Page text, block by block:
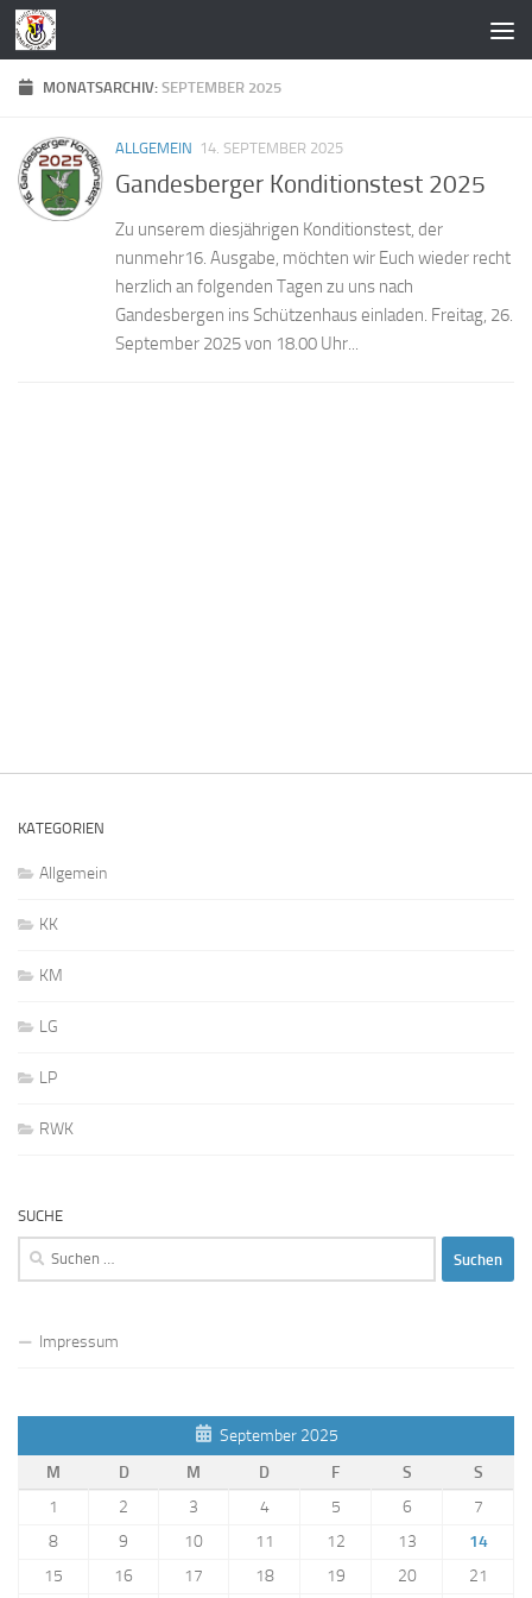
Zum Inhalt springen
MONATSARCHIV:SEPTEMBER 2025
ALLGEMEIN 14. SEPTEMBER 2025
Gandesberger Konditionstest 2025
Zu unserem diesjährigen Konditionstest, der
nunmehr16. Ausgabe, möchten wir Euch wieder recht
herzlich an folgenden Tagen zu uns nach
Gandesbergen ins Schützenhaus einladen. Freitag, 26.
September 2025 von 18.00 Uhr...
KATEGORIEN
Allgemein
KK
KM
LG
LP
RWK
SUCHE
Suchen
Impressum
September 2025
M
D M D F S
S
1
2 3 4 5 6
7
8
9 10 11 12 13
14
15
16 17 18 19 20 21